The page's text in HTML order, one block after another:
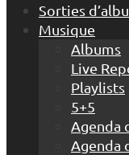
Sorties
Musique
Albums
Live
Playlists
5+5
Agenda
Agenda